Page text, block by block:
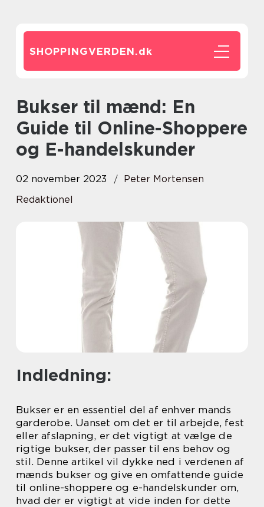
SHOPPINGVERDEN.dk
Bukser til mænd: En
Guide til Online-Shoppere
og E-handelskunder
02 november 2023
Peter Mortensen
Redaktionel
Indledning:
Bukser er en essentiel del af enhver mands
garderobe. Uanset om det er til arbejde, fest
eller afslapning, er det vigtigt at vælge de
rigtige bukser, der passer til ens behov og
stil. Denne artikel vil dykke ned i verdenen af
mænds bukser og give en omfattende guide
til online-shoppere og e-handelskunder om,
hvad der er vigtigt at vide inden for dette